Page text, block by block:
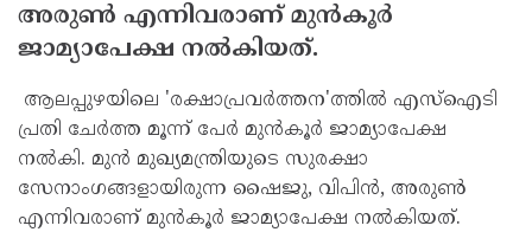
അരുണ്‍ എന്നിവരാണ് മുന്‍കൂര്‍
ജാമ്യാപേക്ഷ നല്‍കിയത്.
ആലപ്പുഴയിലെ 'രക്ഷാപ്രവര്‍ത്തന'ത്തില്‍ എസ്‌ഐടി
പ്രതി ചേര്‍ത്ത മൂന്ന് പേര്‍ മുന്‍കൂര്‍ ജാമ്യാപേക്ഷ
നല്‍കി. മുന്‍ മുഖ്യമന്ത്രിയുടെ സുരക്ഷാ
സേനാംഗങ്ങളായിരുന്ന ഷൈജു, വിപിന്‍, അരുണ്‍
എന്നിവരാണ് മുന്‍കൂര്‍ ജാമ്യാപേക്ഷ നല്‍കിയത്.